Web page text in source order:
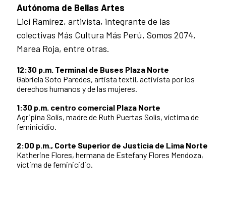
Autónoma de Bellas Artes
Lici Ramírez, artivista, integrante de las
colectivas Más Cultura Más Perú, Somos 2074,
Marea Roja, entre otras.
12:30 p.m. Terminal de Buses Plaza Norte
Gabriela Soto Paredes, artista textil, activista por los
derechos humanos y de las mujeres.
1:30 p.m. centro comercial Plaza Norte
Agripina Solís, madre de Ruth Puertas Solís, víctima de
feminicidio.
2:00 p.m., Corte Superior de Justicia de Lima Norte
Katherine Flores, hermana de Estefany Flores Mendoza,
víctima de feminicidio.